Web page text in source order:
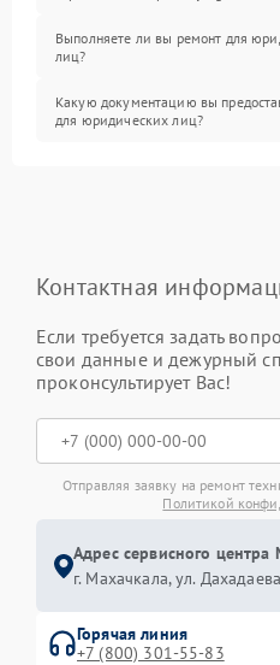
Выполняете ли вы ремонт для
лиц?
Какую документацию вы
для юридических лиц?
Контактная
Если требуется задать
свои данные и дежурный
проконсультирует Вас!
Отправляя заявку на ремонт
Политикой
Адрес сервисного центра
г. Махачкала, ул.
Горячая линия
+7 (800) 301-55-83